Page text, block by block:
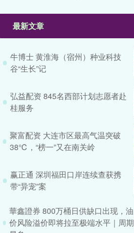
最新文章
牛博士 黄淮海（宿州）种业科技
谷“生长”记
弘益配资 845名西部计划志愿者赴
桂服务
聚富配资 大连市区最高气温突破
38℃，“榜一”又在南关岭
赢正通 深圳福田口岸连续查获携
带“异宠”案
華鑫證券 800万桶日供缺口出现，油
价风险溢价即将拉至极端水平｜周期